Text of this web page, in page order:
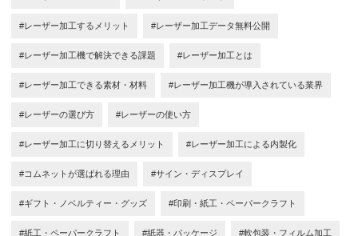
#レーザー加工するメリット #レーザー加工データ無料公開
#レーザー加工機で解決できる課題 #レーザー加工とは
#レーザー加工できる素材・材料 #レーザー加工機が導入されている業界
#レーザーの選び方 #レーザーの使い方
#レーザー加工に切り替えるメリット #レーザー加工による内製化
#コムネットが選ばれる理由 #サイン・ディスプレイ
#ギフト・ノベルティー・グッズ #印刷・紙工・ペーパークラフト
#紙工・ペーパークラフト #紙器・パッケージ #軟包装・フィルム加工